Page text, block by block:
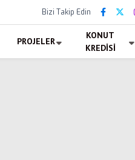
Bizi Takip Edin
PROJELER
KONUT
KREDISI